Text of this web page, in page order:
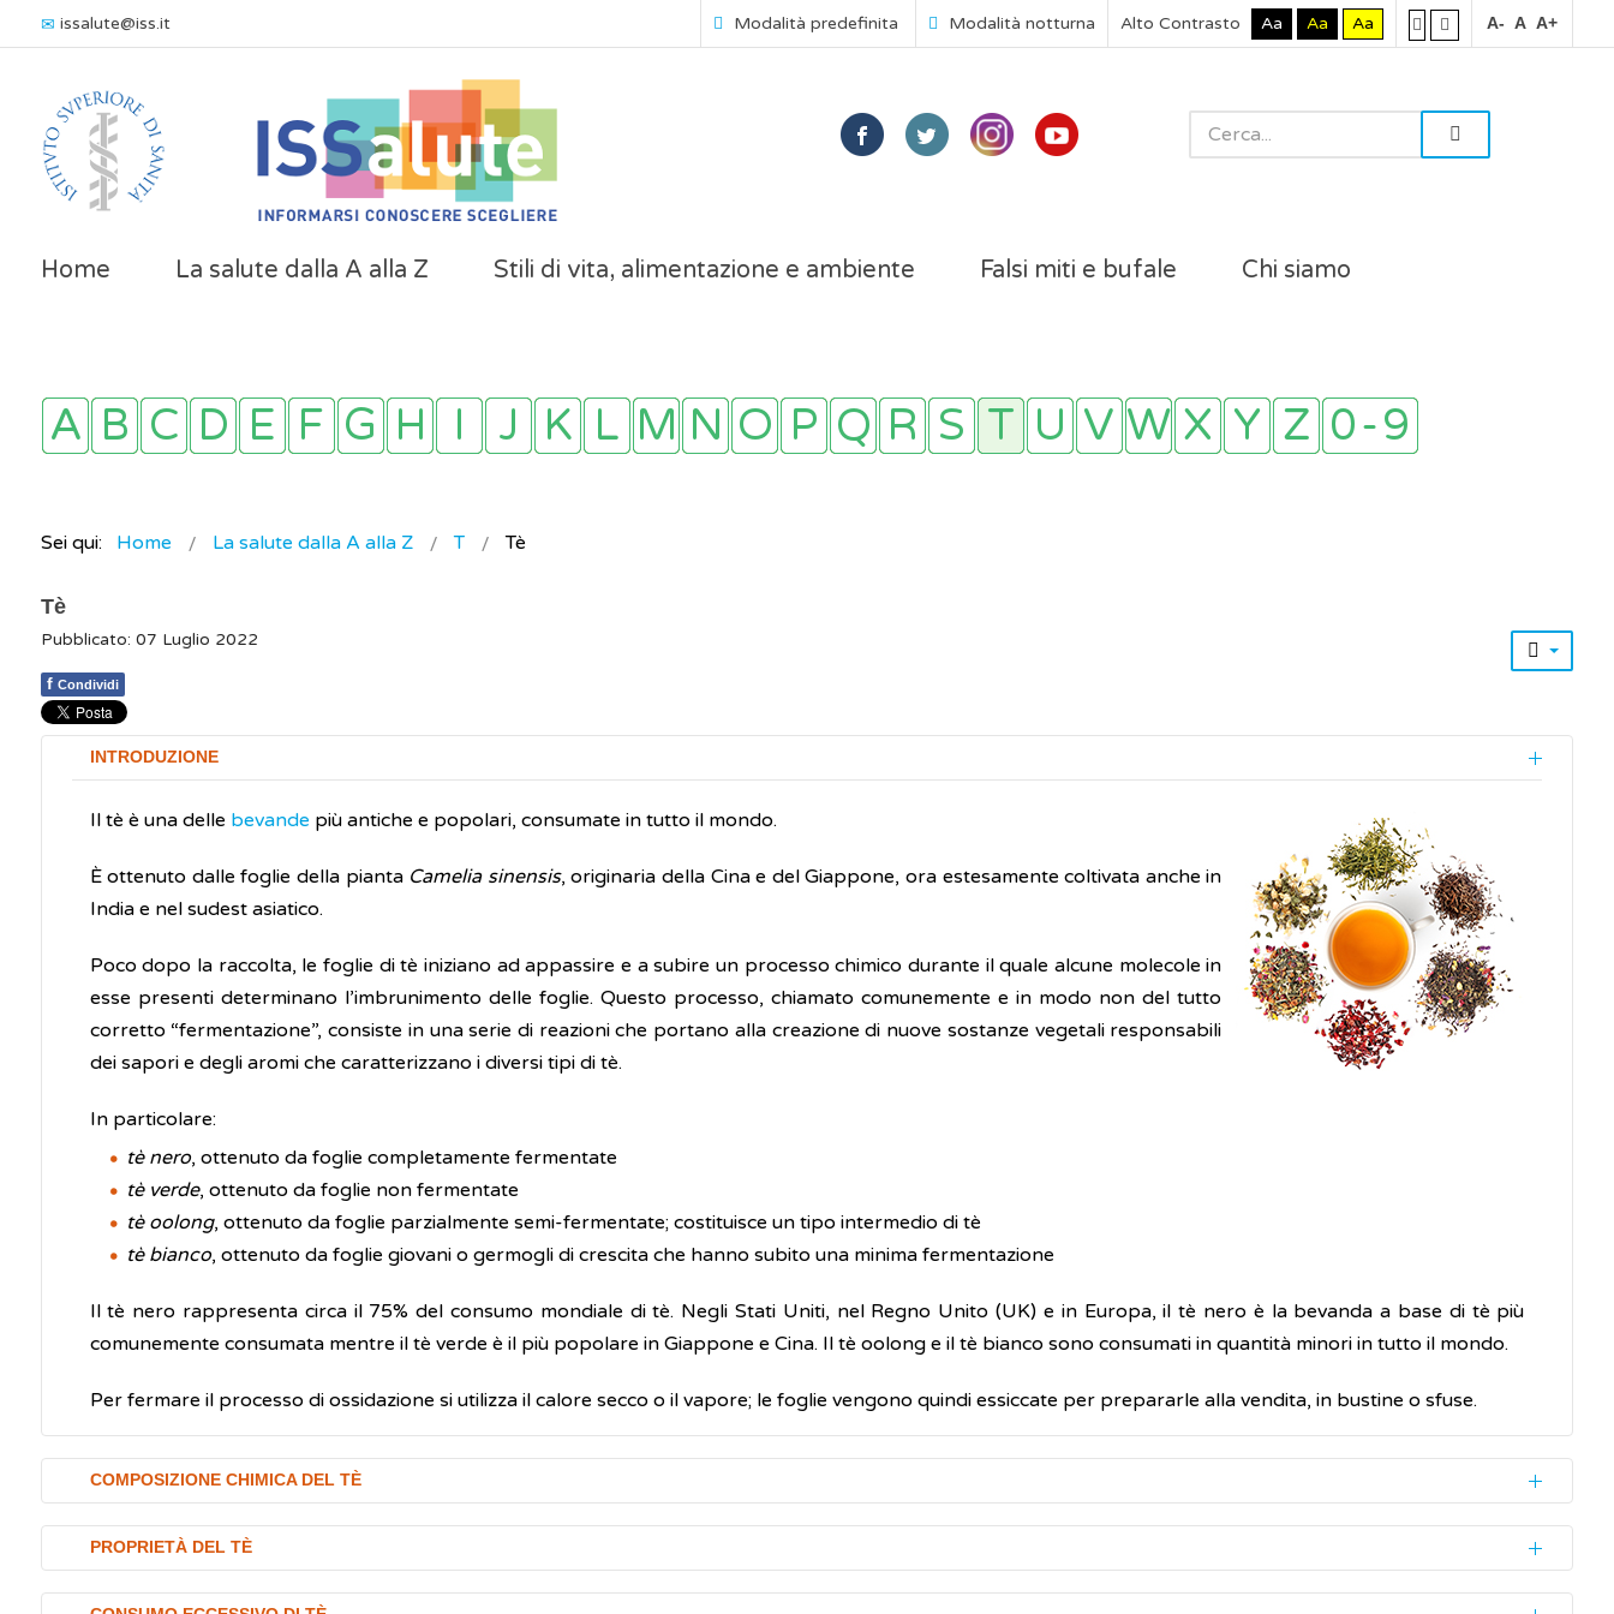
issalute@iss.it Modalità predefinita Modalità notturna Alto Contrasto Aa Aa Aa A- A A+
Home La salute dalla A alla Z Stili di vita, alimentazione e ambiente Falsi miti e bufale Chi siamo
Sei qui: Home La salute dalla A alla Z T Tè
Tè
Pubblicato: 07 Luglio 2022
f Condividi
INTRODUZIONE
Il tè è una delle bevande più antiche e popolari, consumate in tutto il mondo.
È ottenuto dalle foglie della pianta Camelia sinensis, originaria della Cina e del Giappone, ora estesamente coltivata anche in
India e nel sudest asiatico.
Poco dopo la raccolta, le foglie di tè iniziano ad appassire e a subire un processo chimico durante il quale alcune molecole in
esse presenti determinano l’imbrunimento delle foglie. Questo processo, chiamato comunemente e in modo non del tutto
corretto “fermentazione”, consiste in una serie di reazioni che portano alla creazione di nuove sostanze vegetali responsabili
dei sapori e degli aromi che caratterizzano i diversi tipi di tè.
In particolare:
tè nero, ottenuto da foglie completamente fermentate
tè verde, ottenuto da foglie non fermentate
tè oolong, ottenuto da foglie parzialmente semi-fermentate; costituisce un tipo intermedio di tè
tè bianco, ottenuto da foglie giovani o germogli di crescita che hanno subito una minima fermentazione
Il tè nero rappresenta circa il 75% del consumo mondiale di tè. Negli Stati Uniti, nel Regno Unito (UK) e in Europa, il tè nero è la bevanda a base di tè più
comunemente consumata mentre il tè verde è il più popolare in Giappone e Cina. Il tè oolong e il tè bianco sono consumati in quantità minori in tutto il mondo.
Per fermare il processo di ossidazione si utilizza il calore secco o il vapore; le foglie vengono quindi essiccate per prepararle alla vendita, in bustine o sfuse.
COMPOSIZIONE CHIMICA DEL TÈ
I componenti del tè sono:
PROPRIETÀ DEL TÈ